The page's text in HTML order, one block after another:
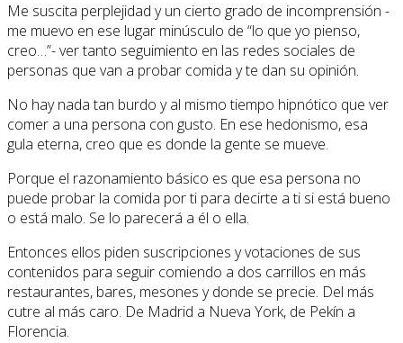
Me suscita perplejidad y un cierto grado de incomprensión -
me muevo en ese lugar minúsculo de “lo que yo pienso,
creo…”- ver tanto seguimiento en las redes sociales de
personas que van a probar comida y te dan su opinión.
No hay nada tan burdo y al mismo tiempo hipnótico que ver
comer a una persona con gusto. En ese hedonismo, esa
gula eterna, creo que es donde la gente se mueve.
Porque el razonamiento básico es que esa persona no
puede probar la comida por ti para decirte a ti si está bueno
o está malo. Se lo parecerá a él o ella.
Entonces ellos piden suscripciones y votaciones de sus
contenidos para seguir comiendo a dos carrillos en más
restaurantes, bares, mesones y donde se precie. Del más
cutre al más caro. De Madrid a Nueva York, de Pekín a
Florencia.